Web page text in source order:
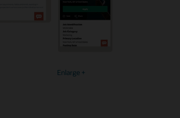
Enlarge image
+